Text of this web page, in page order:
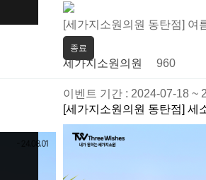
[세가지소원의원 동탄점] 여
종료
세가지소원의원 960
이벤트 기간 : 2024-07-18 ~
[세가지소원의원 동탄점] 세